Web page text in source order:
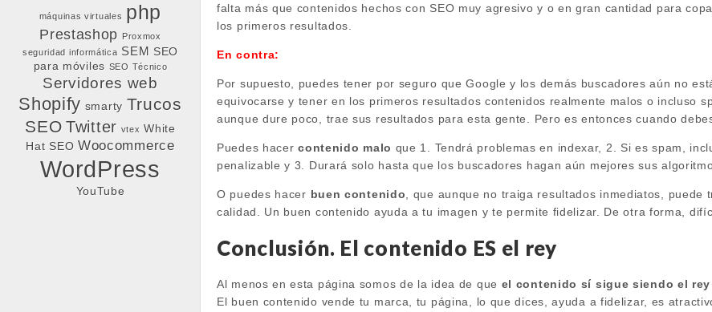
máquinas virtuales php
Prestashop
Proxmox
seguridad informática SEM SEO
para móviles SEO Técnico
Servidores web
Shopify smarty Trucos
SEO Twitter vtex White
Hat SEO Woocommerce
WordPress
YouTube
falta más que contenidos hechos con SEO muy agresivo y o en gran cantidad para
los primeros resultados.
En contra:
Por supuesto, puedes tener por seguro que Google y los demás buscadores aún no
equivocarse y tener en los primeros resultados contenidos realmente malos o incluso
aunque dure poco, trae sus resultados para esta gente. Pero es entonces cuando
Puedes hacercontenido malo que 1. Tendrá problemas en indexar, 2. Si es spam,
penalizable y 3. Durará solo hasta que los buscadores hagan aún mejores sus
O puedes hacer buen contenido , que aunque no traiga resultados inmediatos,
calidad. Un buen contenido ayuda a tu imagen y te permite fidelizar. De otra forma,
Conclusión. El contenido ES el rey
Al menos en esta página somos de la idea de que el contenido sí sigue siendo el
El buen contenido vende tu marca, tu página, lo que dices, ayuda a fidelizar, es